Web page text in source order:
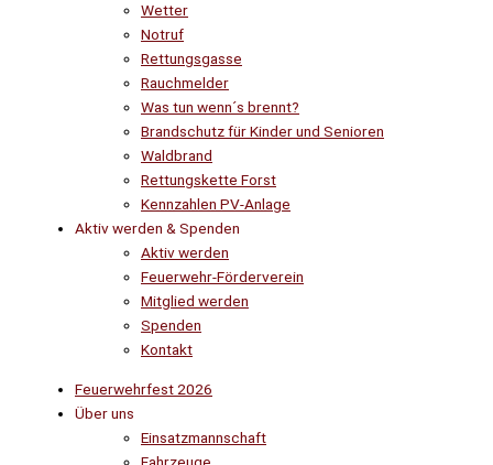
Wetter
Notruf
Rettungsgasse
Rauchmelder
Was tun wenn´s brennt?
Brandschutz für Kinder und Senioren
Waldbrand
Rettungskette Forst
Kennzahlen PV-Anlage
Aktiv werden & Spenden
Aktiv werden
Feuerwehr-Förderverein
Mitglied werden
Spenden
Kontakt
Feuerwehrfest 2026
Über uns
Einsatzmannschaft
Fahrzeuge